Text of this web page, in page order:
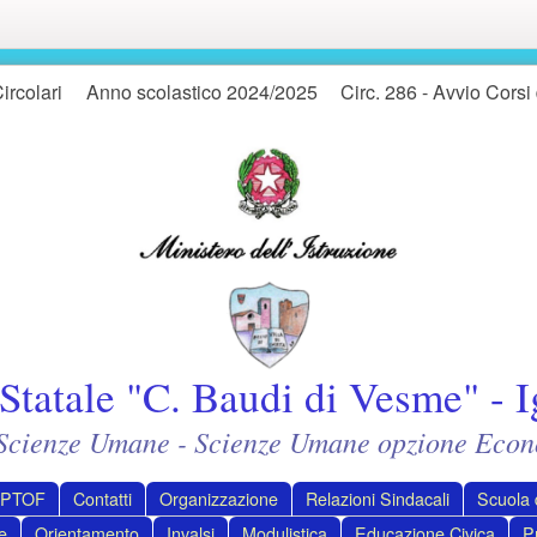
Anno scolastico 2024/2025 Circ. 286 - Avvio
"C. Baudi di Vesme" -
Umane - Scienze Umane opzione
PTOF Contatti Organizzazione Relazioni Sindacali Scuola